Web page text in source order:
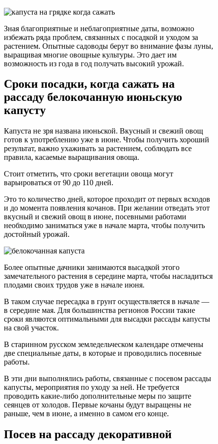
Зная благоприятные и неблагоприятные даты, возможно
избежать ряда проблем, связанных с посадкой и уходом за
растением. Опытные садоводы берут во внимание фазы луны,
выращивая многие овощные культуры. Это дает им
возможность из года в год получать высокий урожай.
Сроки посадки, когда сажать на
рассаду белокочанную июньскую
капусту
Капуста не зря названа июньской. Вкусный и свежий овощ
готов к употреблению уже в июне. Чтобы получить хороший
результат, важно ухаживать за растением, соблюдать все
правила, касаемые выращивания овоща.
Стоит отметить, что сроки вегетации овоща могут
варьироваться от 90 до 110 дней.
Это то количество дней, которое проходит от первых всходов
и до момента появления кочанов. При желании отведать этот
вкусный и свежий овощ в июне, посевными работами
необходимо заниматься уже в начале марта, чтобы получить
достойный урожай.
Более опытные дачники занимаются высадкой этого
замечательного растения в середине марта, чтобы насладиться
плодами своих трудов уже в начале июня.
В таком случае пересадка в грунт осуществляется в начале —
в середине мая. Для большинства регионов России такие
сроки являются оптимальными для высадки рассады капусты
на свой участок.
В старинном русском земледельческом календаре отмечены
две специальные даты, в которые и проводились посевные
работы.
В эти дни выполнялись работы, связанные с посевом рассады
капусты, мероприятия по уходу за ней. Не требуется
проводить какие-либо дополнительные меры по защите
сеянцев от холодов. Первые кочаны будут выращены не
раньше, чем в июне, а именно в самом его конце.
Посев на рассаду декоративной